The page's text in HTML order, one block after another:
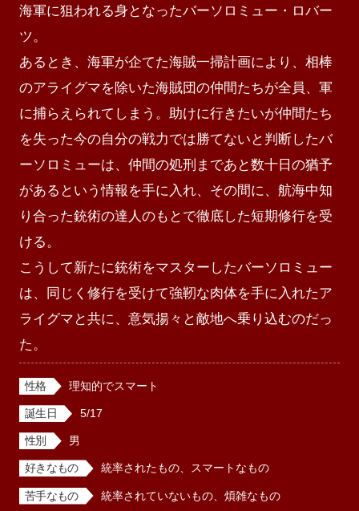
海軍に狙われる身となったバーソロミュー・ロバー
ツ。
あるとき、海軍が企てた海賊一掃計画により、相棒
のアライグマを除いた海賊団の仲間たちが全員、軍
に捕らえられてしまう。助けに行きたいが仲間たち
を失った今の自分の戦力では勝てないと判断したバ
ーソロミューは、仲間の処刑まであと数十日の猶予
があるという情報を手に入れ、その間に、航海中知
り合った銃術の達人のもとで徹底した短期修行を受
ける。
こうして新たに銃術をマスターしたバーソロミュー
は、同じく修行を受けて強靭な肉体を手に入れたア
ライグマと共に、意気揚々と敵地へ乗り込むのだっ
た。
性格 理知的でスマート
誕生日 5/17
性別 男
好きなもの 統率されたもの、スマートなもの
苦手なもの 統率されていないもの、煩雑なもの